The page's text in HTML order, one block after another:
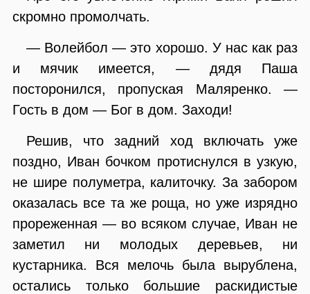
скромно промолчать.
— Волейбол — это хорошо. У нас как раз
и мячик имеется, — дядя Паша
посторонился, пропуская Маляренко. —
Гость в дом — Бог в дом. Заходи!
Решив, что задний ход включать уже
поздно, Иван бочком протиснулся в узкую,
не шире полуметра, калиточку. За забором
оказалась все та же роща, но уже изрядно
прореженная — во всяком случае, Иван не
заметил ни молодых деревьев, ни
кустарника. Вся мелочь была вырублена,
остались только большие раскидистые